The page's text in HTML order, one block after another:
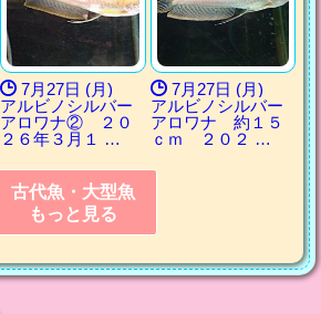
7月27日 (月)
アルビノシルバー
アロワナ② ２０
２６年３月１ …
7月27日 (月)
アルビノシルバー
アロワナ 約１５
ｃｍ ２０２ …
古代魚・大型魚
もっと見る